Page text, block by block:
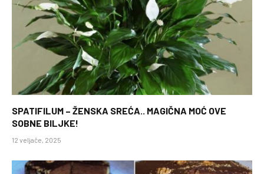
SPATIFILUM – ŽENSKA SREĆA.. MAGIČNA MOĆ OVE
SOBNE BILJKE!
12 veljače, 2025